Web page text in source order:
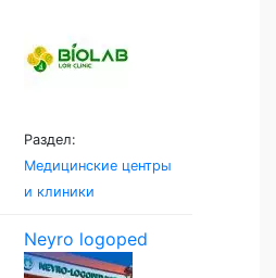
Раздел:
Медицинские центры
и клиники
Neyro logoped